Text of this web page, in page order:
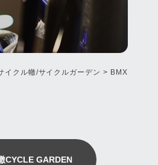
イクル轍/サイクルガーデン > BMX
CYCLE GARDEN